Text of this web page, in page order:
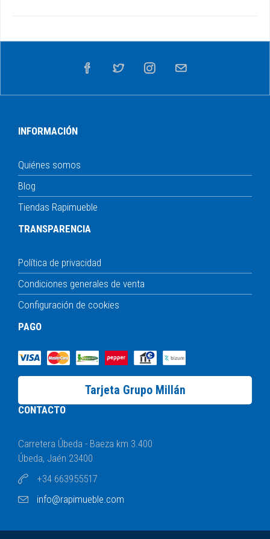
INFORMACIÓN
Quiénes somos
Blog
Tiendas Rapimueble
TRANSPARENCIA
Política de privacidad
Condiciones generales de venta
Configuración de cookies
PAGO
Tarjeta Grupo Millán
CONTACTO
Carretera Úbeda - Baeza km 3.400
Úbeda, Jaén 23400
+34 663955517
info@rapimueble.com